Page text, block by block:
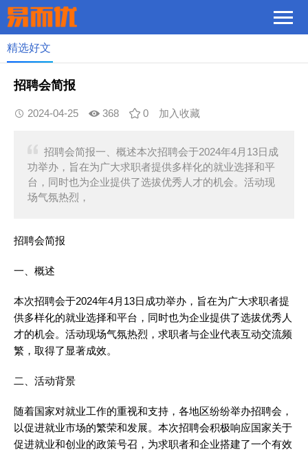
精选好文
招聘会简报
2024-04-25 368 0 加入收藏
招聘会简报一、概述本次招聘会于2024年4月13日成
功举办，旨在为广大求职者提供多样化的就业选择和平
台，同时也为企业提供了选拔优秀人才的机会。活动现
场气氛热烈，
招聘会简报
一、概述
本次招聘会于2024年4月13日成功举办，旨在为广大求职者提
供多样化的就业选择和平台，同时也为企业提供了选拔优秀人
才的机会。活动现场气氛热烈，求职者与企业代表互动交流频
繁，取得了显著成效。
二、活动背景
随着国家对就业工作的重视和支持，各地区纷纷举办招聘会，
以促进就业市场的繁荣和发展。本次招聘会积极响应国家关于
促进就业和创业的政策号召，为求职者和企业搭建了一个有效